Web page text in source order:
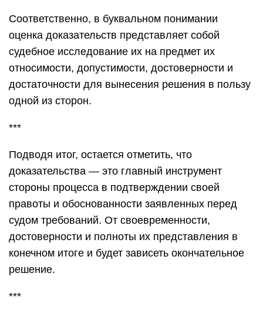
Соответственно, в буквальном понимании
оценка доказательств представляет собой
судебное исследование их на предмет их
относимости, допустимости, достоверности и
достаточности для вынесения решения в пользу
одной из сторон.
***
Подводя итог, остается отметить, что
доказательства — это главный инструмент
стороны процесса в подтверждении своей
правоты и обоснованности заявленных перед
судом требований. От своевременности,
достоверности и полноты их представления в
конечном итоге и будет зависеть окончательное
решение.
***